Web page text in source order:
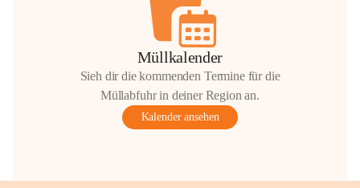
Müllkalender
Sieh dir die kommenden Termine für die
Müllabfuhr in deiner Region an.
Kalender ansehen